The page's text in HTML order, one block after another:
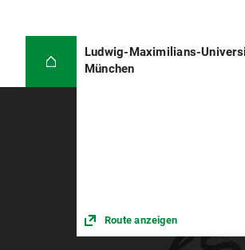
Ludwig-Maximilians-
München
Route anzeigen